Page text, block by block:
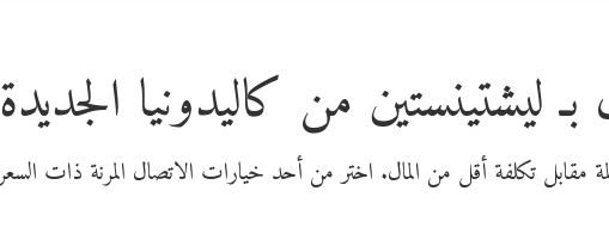
ليشتينستين من كاليدونيا الجديدة